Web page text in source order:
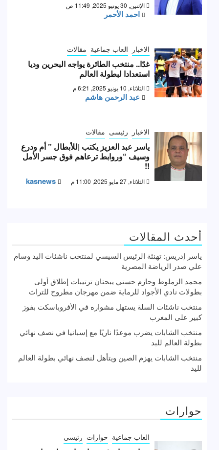
الإثنين, 30 يونيو 2025, 11:49 ص
احمد الأحمر
الاخبار العاب جماعية مقالات
غدًا.. منتخب الطائرة يواجه البحرين وديا
استعدادا لبطولة العالم
الثلاثاء, 10 يونيو 2025, 6:21 م
عبد الرحمن هاشم
الاخبار رئيسى مقالات
ياسر عبد العزيز يكتب |للأبطال ” أم ودرع
وسيف “وروابط ترعاهم فوق جسر الأمل
!!
الثلاثاء, 27 مايو 2025, 11:00 م kasnews
أحدث المقالات
ياسر إدريس: تهنئة الرئيس السيسي لمنتخب ناشئات اليد وسام
علي صدر الرياضة المصرية
محمد الزملوط وحازم حسني يبحثان ترتيبات إطلاق أولى
بطولات نادي الأجواد للرماية ضمن مهرجان مطروح للتراث
منتخب ناشئات السلة يستهل مشواره في الأفروباسكت بفوز
كبير على المغرب
منتخب الشابات يضرب موعدًا ناريًا مع إسبانيا في نصف نهائي
بطولة العالم لليد
منتخب الشابات يهزم الصين ويتأهل لنصف نهائي بطولة العالم
لليد
حوارات
العاب جماعية حوارات رئيسى